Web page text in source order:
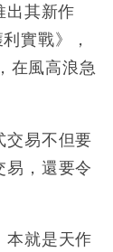
出其新作
實戰》，
在風高浪急
交易不但要
易，還要令
本就是天作